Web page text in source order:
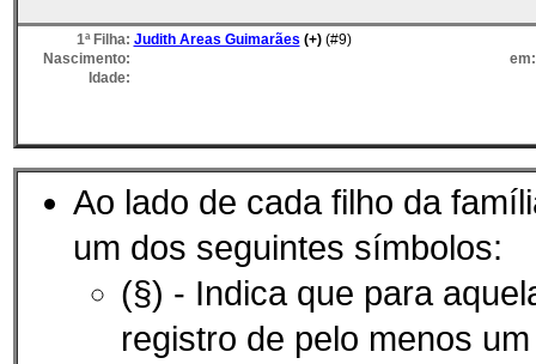
1ª Filha: Judith Areas Guimarães (+)(#9)
Nascimento:
Idade:
Ao lado de cada filho da
um dos seguintes símbolos:
(§) - Indica que para
registro de pelo menos